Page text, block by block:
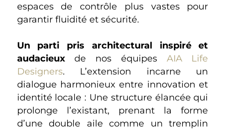
espaces de contrôle plus vastes pour
garantir fluidité et sécurité.
Un parti pris architectural inspiré et
audacieuxde nos équipes AIA Life
Designers. L’extension incarne un
dialogue harmonieux entre innovation et
identité locale : Une structure élancée qui
prolonge l’existant, prenant la forme
d’une double aile comme un tremplin